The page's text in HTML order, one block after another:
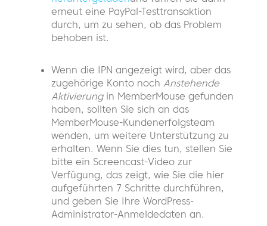
erneut eine PayPal-Testtransaktion
durch, um zu sehen, ob das Problem
behoben ist.
Wenn die IPN angezeigt wird, aber das
zugehörige Konto noch Anstehende
Aktivierungin MemberMouse gefunden
haben, sollten Sie sich an das
MemberMouse-Kundenerfolgsteam
wenden, um weitere Unterstützung zu
erhalten. Wenn Sie dies tun, stellen Sie
bitte ein Screencast-Video zur
Verfügung, das zeigt, wie Sie die hier
aufgeführten 7 Schritte durchführen,
und geben Sie Ihre WordPress-
Administrator-Anmeldedaten an.